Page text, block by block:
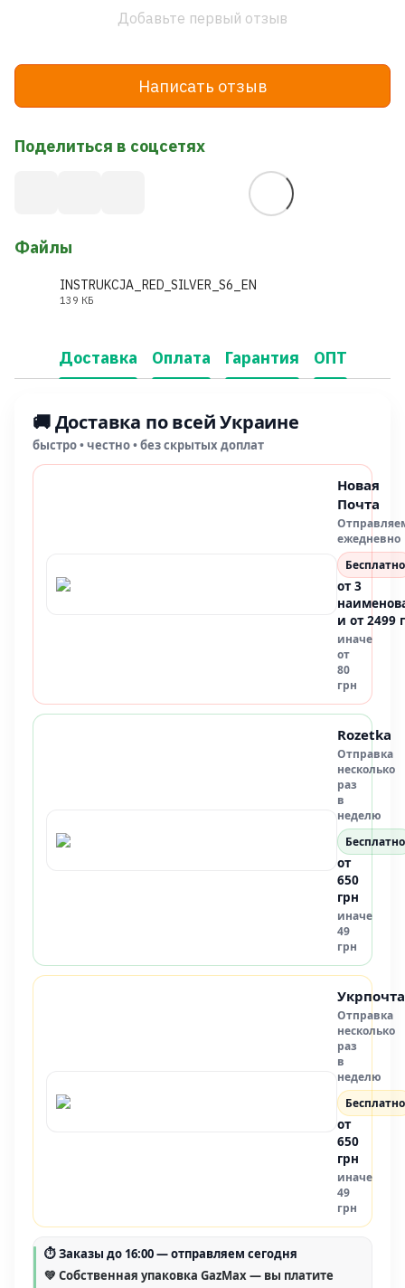
Добавьте первый отзыв
Написать отзыв
Поделиться в соцсетях
Файлы
INSTRUKCJA_RED_SILVER_S6_EN
139 КБ
Доставка Оплата Гарантия ОПТ
🚚 Доставка по всей Украине
быстро • честно • без скрытых доплат
Новая
Почта
ежедневно
Бесплатно
от 3
и от 2499
иначе
от
80
грн
Rozetka
Отправка
несколько
раз
в
неделю
Бесплатно
от
650
грн
иначе
49
грн
Укрпочта
Отправка
несколько
раз
в
неделю
Бесплатно
от
650
грн
иначе
49
грн
⏱Заказы до 16:00— отправляем сегодня
💚 Собственная упаковка GazMax — вы платите